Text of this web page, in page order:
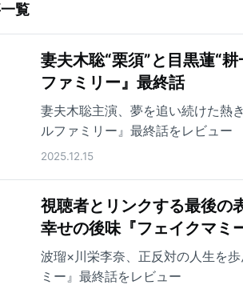
覧
妻夫木聡“栗須”と目黒蓮“
ファミリー』最終話
妻夫木聡主演、夢を追い続けた熱
ルファミリー』最終話をレビュー
2025.12.15
視聴者とリンクする最後の
幸せの後味『フェイクマミ
波瑠×川栄李奈、正反対の人生を
ミー』最終話をレビュー